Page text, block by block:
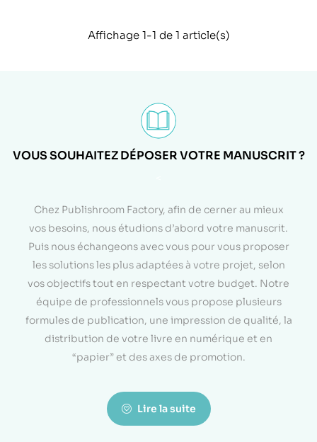
Affichage 1-1 de 1 article(s)
VOUS SOUHAITEZ DÉPOSER VOTRE MANUSCRIT ?
Chez Publishroom Factory, afin de cerner au mieux
vos besoins, nous étudions d’abord votre manuscrit.
Puis nous échangeons avec vous pour vous proposer
les solutions les plus adaptées à votre projet, selon
vos objectifs tout en respectant votre budget. Notre
équipe de professionnels vous propose plusieurs
formules de publication, une impression de qualité, la
distribution de votre livre en numérique et en
“papier” et des axes de promotion.
Lire la suite